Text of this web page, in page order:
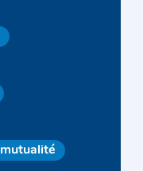
mutualité